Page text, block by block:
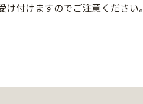
付けますのでご注意ください。